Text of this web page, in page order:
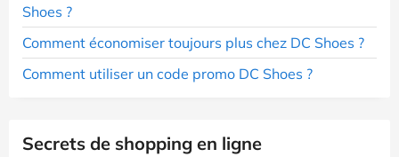
Shoes ?
Comment économiser toujours plus chez DC Shoes ?
Comment utiliser un code promo DC Shoes ?
Secrets de shopping en ligne